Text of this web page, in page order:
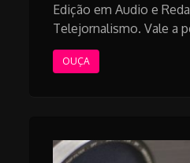
Edição em Audio e
Telejornalismo. Vale a
OUÇA